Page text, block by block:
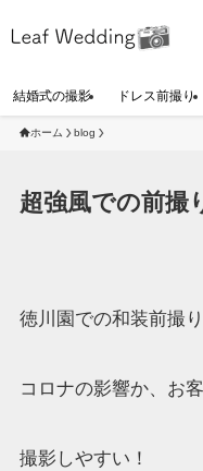
結婚式の撮影 ドレス前撮り
ホーム blog
超強風での前撮
徳川園での和装前撮
コロナの影響か、お
撮影しやすい！